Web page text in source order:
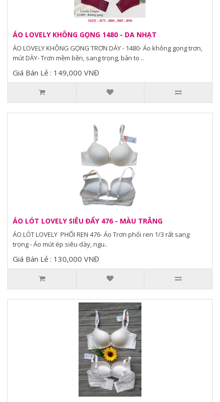
ÁO LOVELY KHÔNG GỌNG 1480 - DA NHẠT
ÁO LOVELY KHÔNG GỌNG TRƠN DÀY - 1480- Áo không gọng trơn,
mút DÀY- Trơn mềm bền, sang trọng, bản to ..
Giá Bán Lẻ : 149,000 VNĐ
ÁO LÓT LOVELY SIÊU ĐẨY 476 - MÀU TRẮNG
ÁO LÓT LOVELY PHỐI REN 476- Áo Trơn phối ren 1/3 rất sang
trọng - Áo mút ép siêu dày, ngu..
Giá Bán Lẻ : 130,000 VNĐ